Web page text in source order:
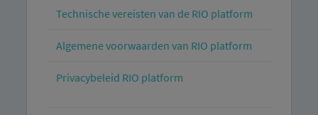
Technische vereisten van de RIO platform
Algemene voorwaarden van RIO platform
Privacybeleid RIO platform